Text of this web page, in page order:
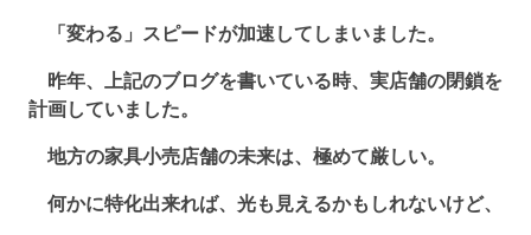
「変わる」スピードが加速してしまいました。
昨年、上記のブログを書いている時、実店舗の閉鎖を
計画していました。
地方の家具小売店舗の未来は、極めて厳しい。
何かに特化出来れば、光も見えるかもしれないけど、